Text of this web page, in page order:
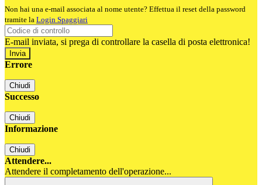
Non hai una e-mail associata al nome utente? Effettua il reset della password
tramite la Login Spaggiari
E-mail inviata, si prega di controllare la casella di posta elettronica!
Errore
Chiudi
Successo
Chiudi
Informazione
Chiudi
Attendere...
Attendere il completamento dell'operazione...